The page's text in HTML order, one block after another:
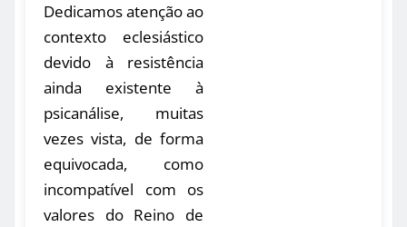
Dedicamos atenção ao
contexto eclesiástico
devido à resistência
ainda existente à
psicanálise, muitas
vezes vista, de forma
equivocada, como
incompatível com os
valores do Reino de